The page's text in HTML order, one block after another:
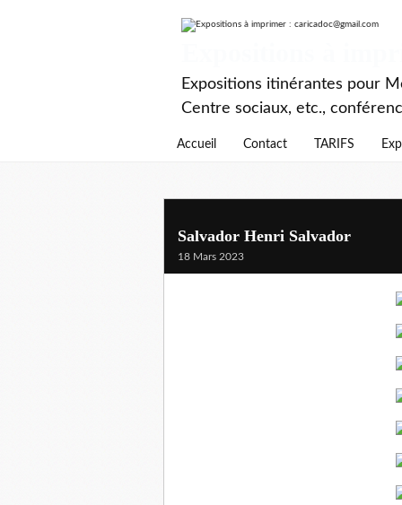
Expositions itinérantes pour
Centre sociaux, etc.,
Accueil Contact TARIFS
Salvador Henri Salvador
18 Mars 2023